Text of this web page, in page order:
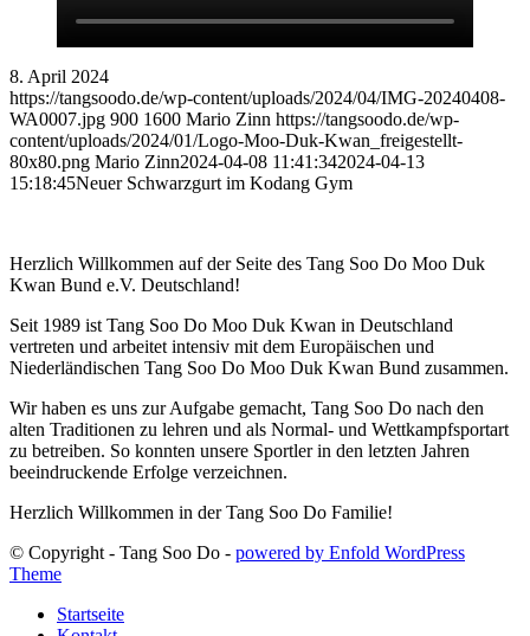
8. April 2024
https://tangsoodo.de/wp-content/uploads/2024/04/IMG-20240408-
WA0007.jpg 900 1600 Mario Zinn https://tangsoodo.de/wp-
content/uploads/2024/01/Logo-Moo-Duk-Kwan_freigestellt-
80x80.png Mario Zinn2024-04-08 11:41:342024-04-13
15:18:45Neuer Schwarzgurt im Kodang Gym
Herzlich Willkommen auf der Seite des Tang Soo Do Moo Duk
Kwan Bund e.V. Deutschland!
Seit 1989 ist Tang Soo Do Moo Duk Kwan in Deutschland
vertreten und arbeitet intensiv mit dem Europäischen und
Niederländischen Tang Soo Do Moo Duk Kwan Bund zusammen.
Wir haben es uns zur Aufgabe gemacht, Tang Soo Do nach den
alten Traditionen zu lehren und als Normal- und Wettkampfsportart
zu betreiben. So konnten unsere Sportler in den letzten Jahren
beeindruckende Erfolge verzeichnen.
Herzlich Willkommen in der Tang Soo Do Familie!
© Copyright - Tang Soo Do - powered by Enfold WordPress
Theme
Startseite